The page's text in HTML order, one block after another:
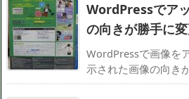
WordPressでア
の向きが勝手に
WordPressで画像を
示された画像の向き